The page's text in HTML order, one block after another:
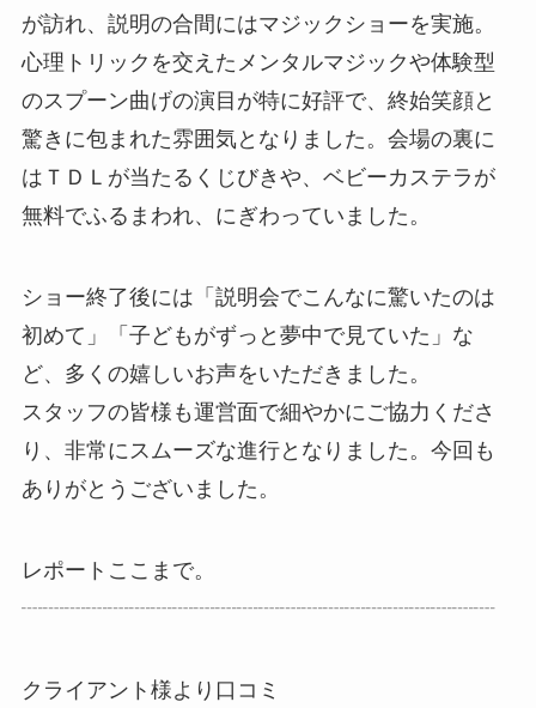
が訪れ、説明の合間にはマジックショーを実施。
心理トリックを交えたメンタルマジックや体験型
のスプーン曲げの演目が特に好評で、終始笑顔と
驚きに包まれた雰囲気となりました。会場の裏に
はＴＤＬが当たるくじびきや、ベビーカステラが
無料でふるまわれ、にぎわっていました。
ショー終了後には「説明会でこんなに驚いたのは
初めて」「子どもがずっと夢中で見ていた」な
ど、多くの嬉しいお声をいただきました。
スタッフの皆様も運営面で細やかにご協力くださ
り、非常にスムーズな進行となりました。今回も
ありがとうございました。
レポートここまで。
┈┈┈┈┈┈┈┈┈┈┈┈┈┈┈┈┈┈┈┈┈┈
クライアント様より口コミ